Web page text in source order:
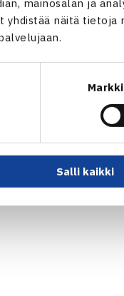
mainosalan ja
yhdistää näitä tietoja
Salli kaikki